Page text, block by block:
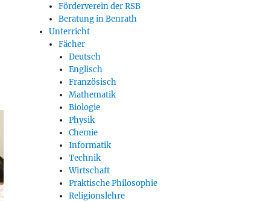
Förderverein der RSB
Beratung in Benrath
Unterricht
Fächer
Deutsch
Englisch
Französisch
Mathematik
Biologie
Physik
Chemie
Informatik
Technik
Wirtschaft
Praktische Philosophie
Religionslehre